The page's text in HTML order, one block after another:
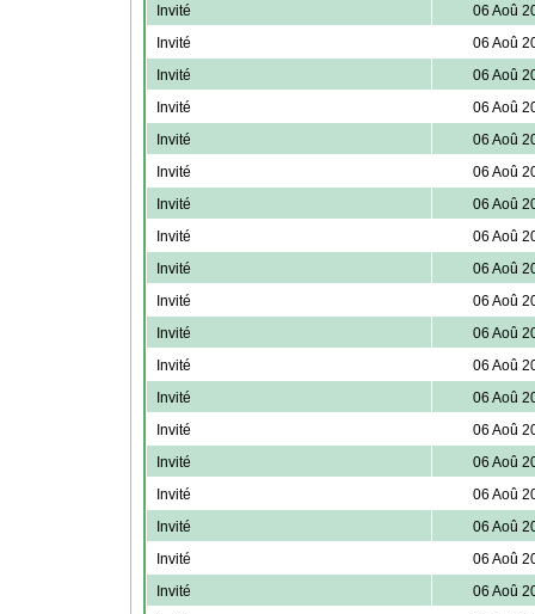
Invité
06 Aoû
Invité
06 Aoû
Invité
06 Aoû
Invité
06 Aoû
Invité
06 Aoû
Invité
06 Aoû
Invité
06 Aoû
Invité
06 Aoû
Invité
06 Aoû
Invité
06 Aoû
Invité
06 Aoû
Invité
06 Aoû
Invité
06 Aoû
Invité
06 Aoû
Invité
06 Aoû
Invité
06 Aoû
Invité
06 Aoû
Invité
06 Aoû
Invité
06 Aoû